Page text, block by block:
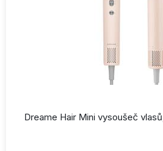
Dreame Hair Mini vysoušeč vlasů,